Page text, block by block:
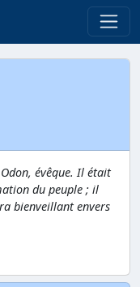
évêque. Il était
du peuple ; il
bienveillant envers